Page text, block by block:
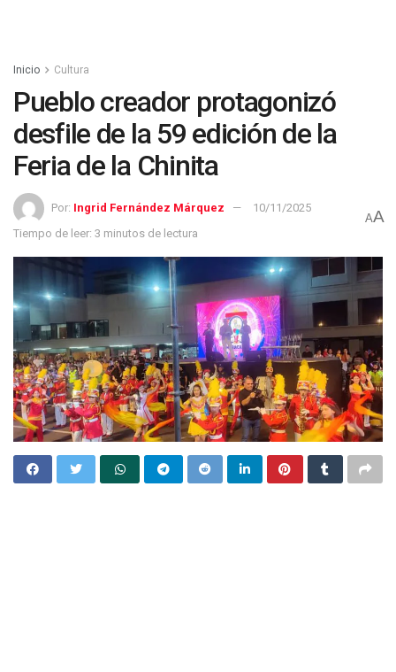
Inicio Cultura
Pueblo creador protagonizó
desfile de la 59 edición de la
Feria de la Chinita
Por: Ingrid Fernández Márquez
10/11/2025
Tiempo de leer: 3 minutos de lectura
AA